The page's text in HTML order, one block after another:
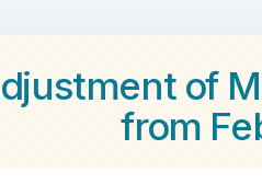
of
from